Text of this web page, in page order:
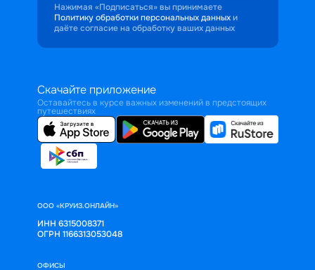
Нажимая «Подписаться» вы принимаете
Политику обработки персональных данных и
даёте согласие на обработку ваших данных
Скачайте приложение
Оставайтесь в курсе важных изменений в предстоящих
путешествиях
ООО «КРУИЗ.ОНЛАЙН»
ИНН 6315008371
ОГРН 1166313053048
ОФИСЫ